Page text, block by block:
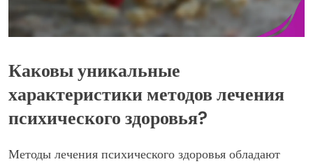
Каковы уникальные
характеристики методов лечения
психического здоровья?
Методы лечения психического здоровья обладают